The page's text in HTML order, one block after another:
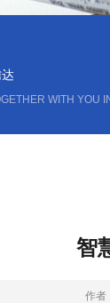
WITH YOU
智
作者